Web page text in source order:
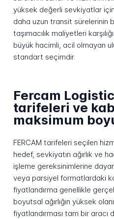
yüksek değerli sevkiyatlar
daha uzun transit sürelerinin
taşımacılık maliyetleri
büyük hacimli, acil olmayan
standart seçimdir.
Fercam
tarifeleri ve
maksimum
FERCAM tarifeleri seçilen
hedef, sevkiyatın ağırlık ve
işleme gereksinimlerine
veya parsiyel formatlardaki
fiyatlandırma genellikle
boyutsal ağırlığın yüksek
fiyatlandırması tam bir